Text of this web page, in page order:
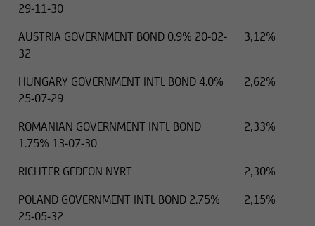
29-11-30
AUSTRIA GOVERNMENT BOND 0.9% 20-02-
32
3,12%
HUNGARY GOVERNMENT INTL BOND 4.0%
25-07-29
2,62%
ROMANIAN GOVERNMENT INTL BOND
1.75% 13-07-30
2,33%
RICHTER GEDEON NYRT
2,30%
POLAND GOVERNMENT INTL BOND 2.75%
25-05-32
2,15%